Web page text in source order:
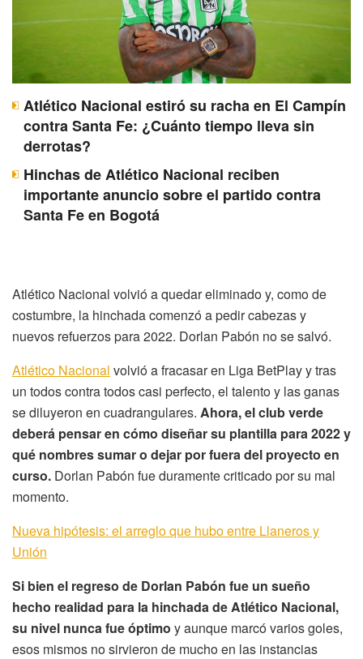
Atlético Nacional estiró su racha en El Campín
contra Santa Fe: ¿Cuánto tiempo lleva sin
derrotas?
Hinchas de Atlético Nacional reciben
importante anuncio sobre el partido contra
Santa Fe en Bogotá
Atlético Nacional volvió a quedar eliminado y, como de
costumbre, la hinchada comenzó a pedir cabezas y
nuevos refuerzos para 2022. Dorlan Pabón no se salvó.
Atlético Nacional volvió a fracasar en Liga BetPlay y tras
un todos contra todos casi perfecto, el talento y las ganas
se diluyeron en cuadrangulares. Ahora, el club verde
deberá pensar en cómo diseñar su plantilla para 2022 y
qué nombres sumar o dejar por fuera del proyecto en
curso. Dorlan Pabón fue duramente criticado por su mal
momento.
Nueva hipótesis: el arreglo que hubo entre Llaneros y
Unión
Si bien el regreso de Dorlan Pabón fue un sueño
hecho realidad para la hinchada de Atlético Nacional,
su nivel nunca fue óptimo y aunque marcó varios goles,
esos mismos no sirvieron de mucho en las instancias